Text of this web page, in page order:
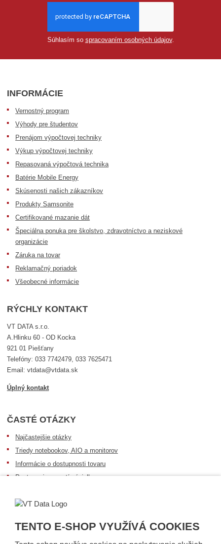
TENTO E-SHOP VYUŽÍVÁ COOKIES
Súhlasím so spracovaním osobných údajov.
INFORMÁCIE
Vernostný program
Výhody pre študentov
Prenájom výpočtovej techniky
Výkup výpočtovej techniky
Repasovaná výpočtová technika
Batérie Mobile Energy
Skúsenosti našich zákazníkov
Produkty Samsonite
Certifikované mazanie dát
Špeciálna ponuka pre školstvo, zdravotníctvo a neziskové
organizácie
Záruka na tovar
Reklamačný poriadok
Všeobecné informácie
RÝCHLY KONTAKT
VT DATA s.r.o.
A.Hlinku 60 - OD Kocka
921 01 Piešťany
Telefóny: 033 7742479, 033 7625471
Email: vtdata@vtdata.sk
Úplný kontakt
ČASTÉ OTÁZKY
Najčastejšie otázky
Triedy notebookov, AIO a monitorov
Informácie o dostupnosti tovaru
Postup pri prevzatí zásielky
Sledovanie zásielok